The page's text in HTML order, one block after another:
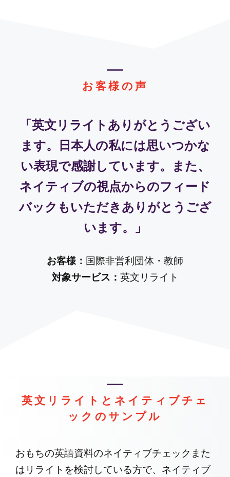
お客様の声
「英文リライトありがとうござい
ます。日本人の私には思いつかな
い表現で感謝しています。また、
ネイティブの視点からのフィード
バックもいただきありがとうござ
います。」
お客様： 国際非営利団体・教師
対象サービス： 英文リライト
英文リライトとネイティブチェ
ックのサンプル
おもちの英語資料のネイティブチェックまた
はリライトを検討している方で、ネイティブ